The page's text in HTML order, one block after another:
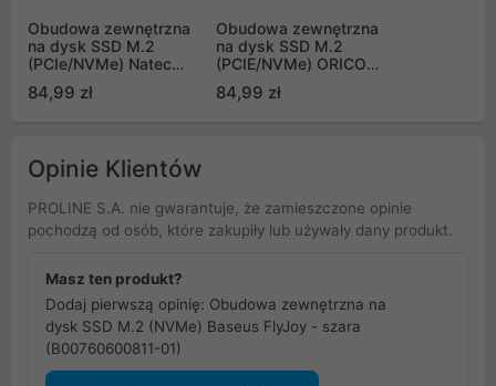
Obudowa zewnętrzna
na dysk SSD M.2
(PCIe/NVMe) Natec
Rhino USB TYP-C 3.1
gen.2 aluminium
84,99 zł
Obudowa zewnętrzna
na dysk SSD M.2
(PCIE/NVMe) ORICO
USB 3.1 Gen2 Typ-C
10Gbps - czerwona
84,99 zł
Opinie Klientów
PROLINE S.A. nie gwarantuje, że zamieszczone opinie
pochodzą od osób, które zakupiły lub używały dany produkt.
Masz ten produkt?
Dodaj pierwszą opinię: Obudowa zewnętrzna na
dysk SSD M.2 (NVMe) Baseus FlyJoy - szara
(B00760600811-01)